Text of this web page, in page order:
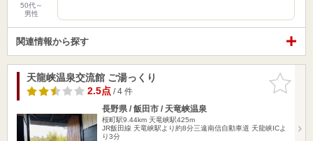
50代～
男性
関連情報から探す
お気に入
りに追加
天龍峡温泉交流館 ご湯っくり
2.5点/ 4 件
長野県 / 飯田市 / 天竜峡温泉
桜町駅9.44km 天竜峡駅425m
JR飯田線 天竜峡駅より約8分三遠南信自動車道 天龍峡ICよ
り3分